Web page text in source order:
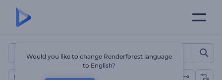
Шаблоны бизнес-видео
Would you like to change Renderforest language
to English?